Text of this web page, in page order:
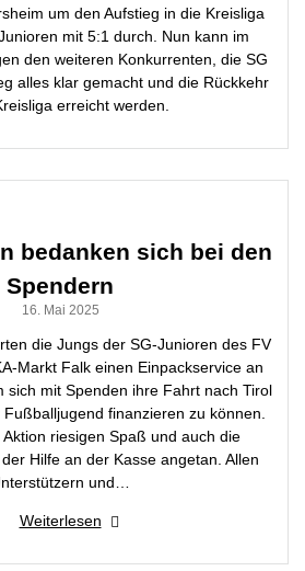
um den Aufstieg in die Kreisliga
mit 5:1 durch. Nun kann im
den weiteren Konkurrenten, die SG
alles klar gemacht und die Rückkehr
erreicht werden.
bedanken sich bei den
Spendern
16. Mai 2025
die Jungs der SG-Junioren des FV
Markt Falk einen Einpackservice an
sich mit Spenden ihre Fahrt nach Tirol
finanzieren zu können.
riesigen Spaß und auch die
Hilfe an der Kasse angetan. Allen
und…
Weiterlesen